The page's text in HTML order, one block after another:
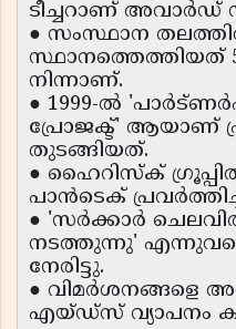
ടീച്ചറാണ് അവാർഡ്
● സംസ്ഥാന
സ്ഥാനത്തെത്തിയത്
നിന്നാണ്.
● 1999-ൽ
പ്രോജക്ട്' ആയാണ്
തുടങ്ങിയത്.
● ഹൈറിസ്ക്
പാൻടെക്
● 'സർക്കാർ
നടത്തുന്നു'
നേരിട്ടു.
● വിമർശനങ്ങളെ
എയ്ഡ്‌സ് വ്യാപനം